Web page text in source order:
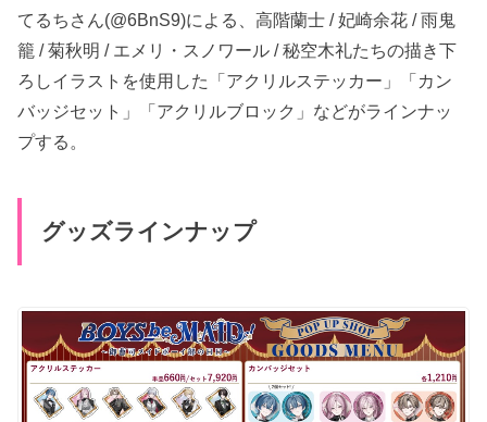
てるちさん(@6BnS9)による、高階蘭士 / 妃崎余花 / 雨鬼
籠 / 菊秋明 / エメリ・スノワール / 秘空木礼たちの描き下
ろしイラストを使用した「アクリルステッカー」「カン
バッジセット」「アクリルブロック」などがラインナッ
プする。
グッズラインナップ